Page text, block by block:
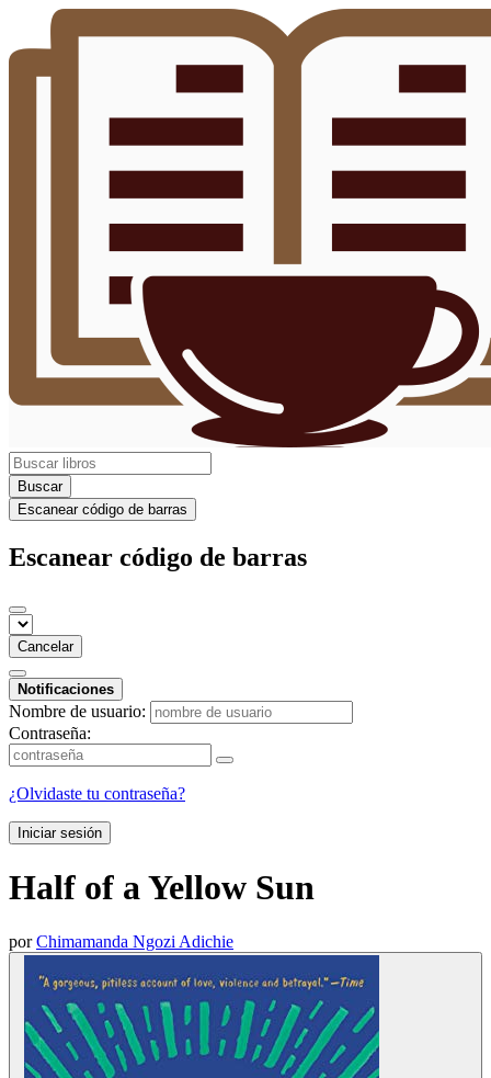
Buscar
Escanear código de barras
Escanear código de barras
Cancelar
Notificaciones
Nombre de usuario:
Contraseña:
¿Olvidaste tu contraseña?
Iniciar sesión
Half of a Yellow Sun
porChimamanda Ngozi Adichie